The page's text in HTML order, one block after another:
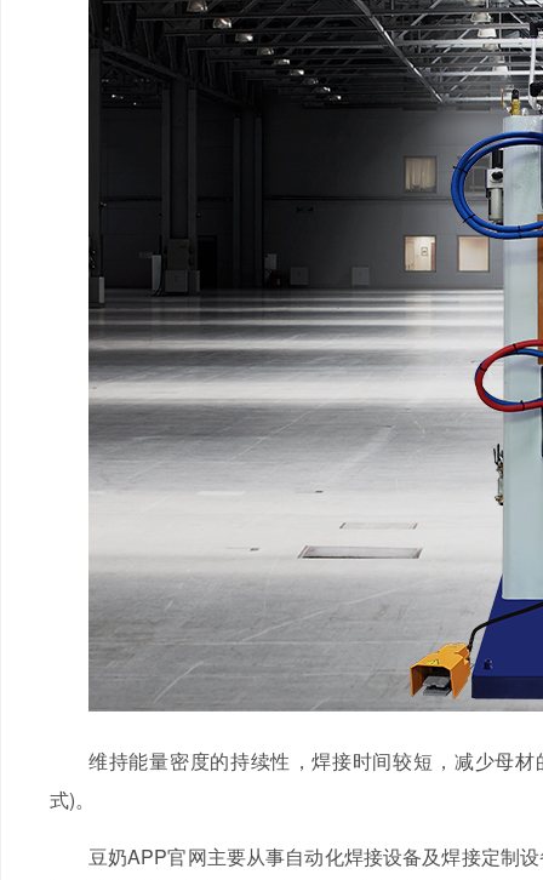
维持能量密度的持续性，焊接时间较短，减少母
式)。
豆奶APP官网主要从事自动化焊接设备及焊接定制设备